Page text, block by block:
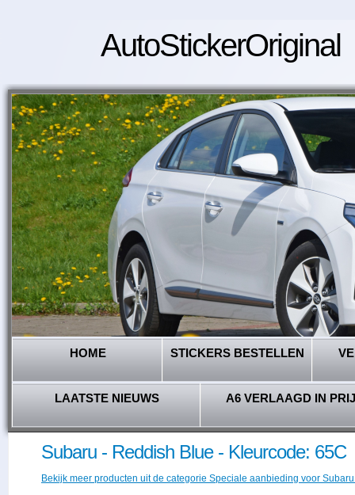
AutoStickerOriginal
HOME STICKERS BESTELLEN
LAATSTE NIEUWS A6 VERLAAGD IN
Subaru - Reddish Blue - Kleurcode: 65C
Bekijk meer producten uit de categorie Speciale aanbieding voor